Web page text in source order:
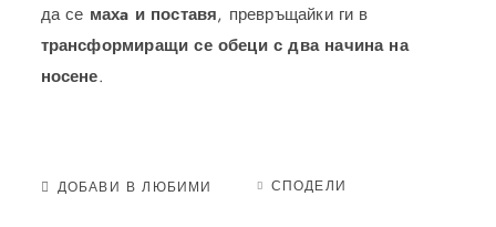
да се махa и поставя, превръщайки ги в
трансформиращи се обеци с два начина на
носене.
ДОБАВИ В ЛЮБИМИ СПОДЕЛИ